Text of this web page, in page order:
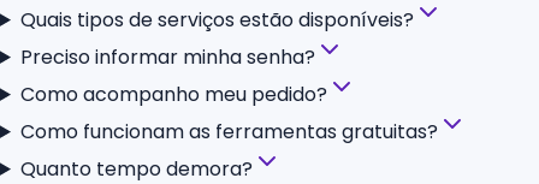
Quais tipos de serviços estão disponíveis?
Preciso informar minha senha?
Como acompanho meu pedido?
Como funcionam as ferramentas gratuitas?
Quanto tempo demora?